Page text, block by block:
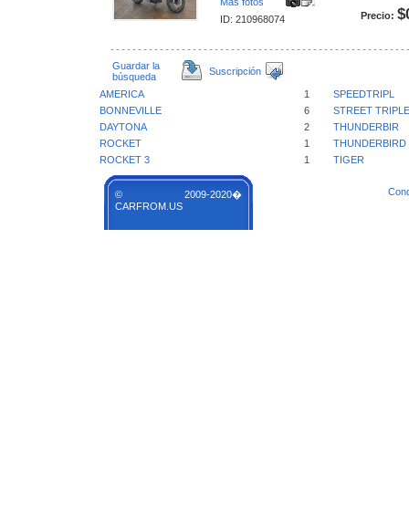
ID: 210968074
Precio:
Guardar la
búsqueda
Suscripción
AMERICA 1
SPEEDTRIPL
BONNEVILLE
6
STREET TRIPLE
DAYTONA
2
THUNDERBIR
ROCKET
1
THUNDERBIRD
ROCKET 3
1 TIGER
© 2009-2020�
CARFROM.US